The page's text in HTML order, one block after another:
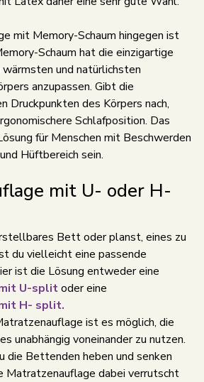
mit Memory-Schaum hingegen ist
Schaum hat die einzigartige
wärmsten und natürlichsten
anzupassen. Gibt die
Druckpunkten des Körpers nach,
Schlafposition. Das
für Menschen mit Beschwerden
Hüftbereich sein.
mit U- oder H-
Bett oder planst, eines zu
du vielleicht eine passende
ist die Lösung entweder eine
U-splitoder eine
H- split.
ist es möglich, die
unabhängig voneinander zu nutzen.
die Bettenden heben und senken
Matratzenauflage dabei verrutscht